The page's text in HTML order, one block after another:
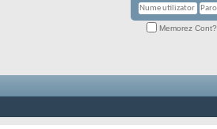
Memorez Cont?